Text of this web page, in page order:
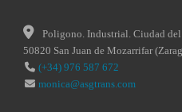
Poligono. Industrial. Ciudad
50820 San Juan de Mozarrifar(
(+34) 976 587 672
monica@asgtrans.com